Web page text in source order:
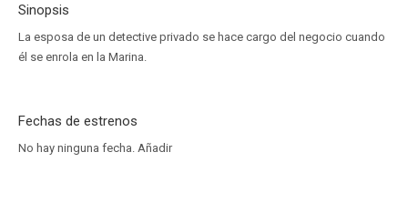
Sinopsis
La esposa de un detective privado se hace cargo del negocio cuando
él se enrola en la Marina.
Fechas de estrenos
No hay ninguna fecha. Añadir